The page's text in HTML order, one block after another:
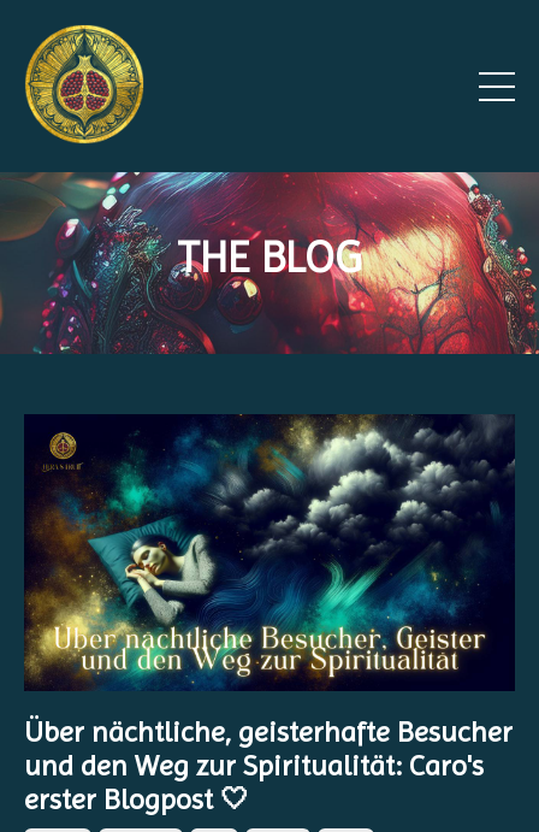
THE BLOG
Über nächtliche, geisterhafte Besucher
und den Weg zur Spiritualität: Caro's
erster Blogpost 🤍